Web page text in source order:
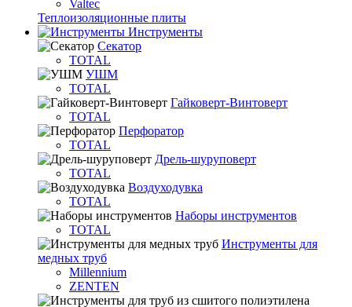
Valtec
Теплоизоляционные плиты
Инструменты
Секатор
TOTAL
УШМ
TOTAL
Гайковерт-Винтоверт
TOTAL
Перфоратор
TOTAL
Дрель-шуруповерт
TOTAL
Воздуходувка
TOTAL
Наборы инструментов
TOTAL
Инструменты для
медных труб
Millennium
ZENTEN